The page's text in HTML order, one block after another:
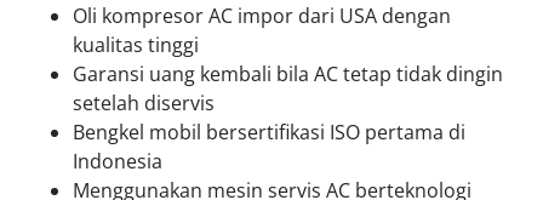
Oli kompresor AC impor dari USA dengan
kualitas tinggi
Garansi uang kembali bila AC tetap tidak dingin
setelah diservis
Bengkel mobil bersertifikasi ISO pertama di
Indonesia
Menggunakan mesin servis AC berteknologi